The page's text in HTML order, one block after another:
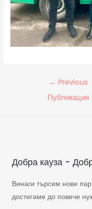
← Previous
Публикация
Добра кауза -
Винаги търсим нови
достигаме до повече